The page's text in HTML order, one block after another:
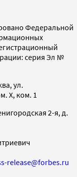
Федеральной
серия Эл №
ул.
X, ком. 1
2-я, д.
release@forbes.ru